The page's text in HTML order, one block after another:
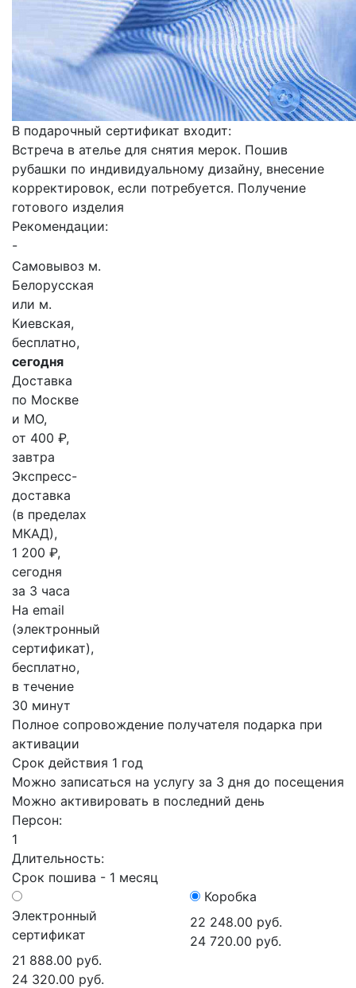
В подарочный сертификат входит:
Встреча в ателье для снятия мерок. Пошив
рубашки по индивидуальному дизайну, внесение
корректировок, если потребуется. Получение
готового изделия
Рекомендации:
-
Самовывоз м.
Белорусская
или м.
Киевская,
бесплатно,
сегодня
Доставка
по Москве
и МО,
от 400 ₽,
завтра
Экспресс-
доставка
(в пределах
МКАД),
1 200 ₽,
сегодня
за 3 часа
На email
(электронный
сертификат),
бесплатно,
в течение
30 минут
Полное сопровождение получателя подарка при
активации
Срок действия 1 год
Можно записаться на услугу за 3 дня до посещения
Можно активировать в последний день
Персон:
1
Длительность:
Срок пошива - 1 месяц
Электронный
сертификат
21 888.00 руб.
24 320.00 руб.
Коробка
22 248.00 руб.
24 720.00 руб.